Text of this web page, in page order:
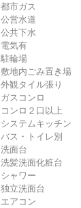
都市ガス
公営水道
公共下水
電気有
駐輪場
敷地内ごみ置き場
外観タイル張り
ガスコンロ
コンロ２口以上
システムキッチン
バス・トイレ別
洗面台
洗髪洗面化粧台
シャワー
独立洗面台
エアコン